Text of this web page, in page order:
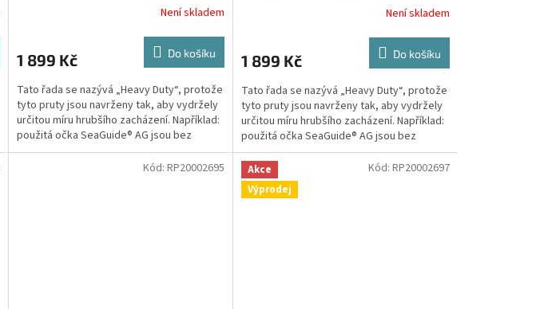
Není skladem
1 899 Kč Do košíku
Tato řada se nazývá „Heavy Duty“, protože
tyto pruty jsou navrženy tak, aby vydržely
určitou míru hrubšího zacházení. Například:
použitá očka SeaGuide® AG jsou bez
keramické...
Není skladem
1 899 Kč Do košíku
Tato řada se nazývá „Heavy Duty“, protože
tyto pruty jsou navrženy tak, aby vydržely
určitou míru hrubšího zacházení. Například:
použitá očka SeaGuide® AG jsou bez
keramické...
Kód: RP20002695
Akce
Výprodej
Kód: RP20002697